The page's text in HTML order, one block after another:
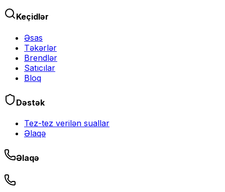
Keçidlər
Əsas
Təkərlər
Brendlər
Satıcılar
Bloq
Dəstək
Tez-tez verilən suallar
Əlaqə
Əlaqə